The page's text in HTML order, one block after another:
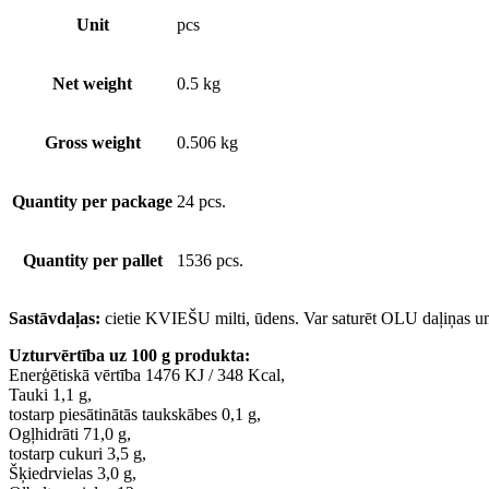
Unit pcs
Net weight 0.5 kg
Gross weight 0.506 kg
Quantity per package 24 pcs.
Quantity per pallet 1536 pcs.
Sastāvdaļas: cietie KVIEŠU milti, ūdens. Var saturēt OLU daļiņas
Uzturvērtība uz 100 g produkta:
Enerģētiskā vērtība 1476 KJ / 348 Kcal,
Tauki 1,1 g,
tostarp piesātinātās taukskābes 0,1 g,
Ogļhidrāti 71,0 g,
tostarp cukuri 3,5 g,
Šķiedrvielas 3,0 g,